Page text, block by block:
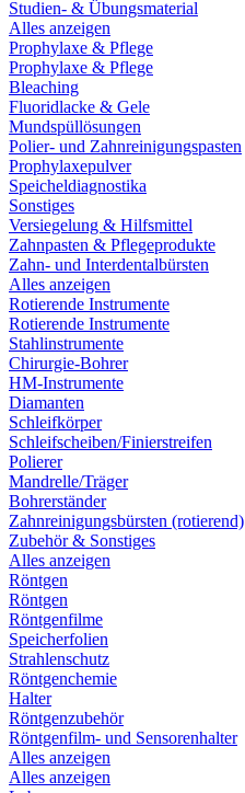
Studien- & Übungsmaterial
Alles anzeigen
Prophylaxe & Pflege
Prophylaxe & Pflege
Bleaching
Fluoridlacke & Gele
Mundspüllösungen
Polier- und Zahnreinigungspasten
Prophylaxepulver
Speicheldiagnostika
Sonstiges
Versiegelung & Hilfsmittel
Zahnpasten & Pflegeprodukte
Zahn- und Interdentalbürsten
Alles anzeigen
Rotierende Instrumente
Rotierende Instrumente
Stahlinstrumente
Chirurgie-Bohrer
HM-Instrumente
Diamanten
Schleifkörper
Schleifscheiben/Finierstreifen
Polierer
Mandrelle/Träger
Bohrerständer
Zahnreinigungsbürsten (rotierend)
Zubehör & Sonstiges
Alles anzeigen
Röntgen
Röntgen
Röntgenfilme
Speicherfolien
Strahlenschutz
Röntgenchemie
Halter
Röntgenzubehör
Röntgenfilm- und Sensorenhalter
Alles anzeigen
Alles anzeigen